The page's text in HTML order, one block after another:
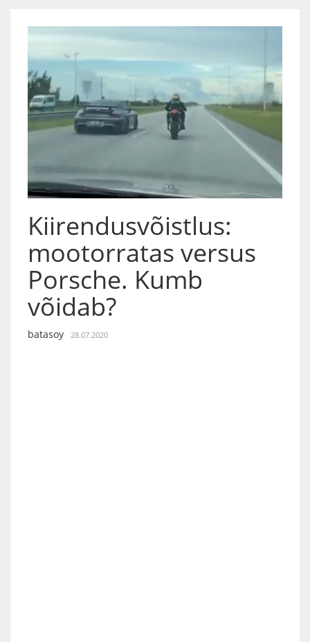
Kiirendusvõistlus:
mootorratas versus
Porsche. Kumb
võidab?
batasoy 28.07.2020